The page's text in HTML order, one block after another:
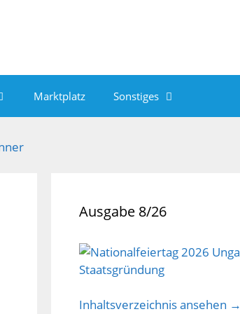
Marktplatz Sonstiges
Ausgabe 8/26
Inhaltsverzeichnis ansehen →